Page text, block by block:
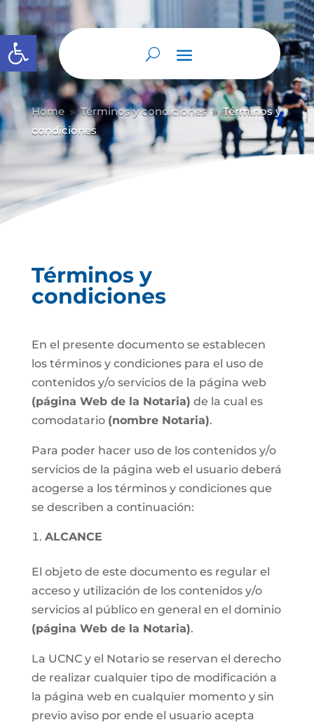
Abrir barra de herramientas
Home 9 Términos y condiciones 9 Términos y
condiciones
Términos y
condiciones
En el presente documento se establecen
los términos y condiciones para el uso de
contenidos y/o servicios de la página web
(página Web de la Notaria) de la cual es
comodatario (nombre Notaria).
Para poder hacer uso de los contenidos y/o
servicios de la página web el usuario deberá
acogerse a los términos y condiciones que
se describen a continuación:
ALCANCE
El objeto de este documento es regular el
acceso y utilización de los contenidos y/o
servicios al público en general en el dominio
(página Web de la Notaria).
La UCNC y el Notario se reservan el derecho
de realizar cualquier tipo de modificación a
la página web en cualquier momento y sin
previo aviso por ende el usuario acepta